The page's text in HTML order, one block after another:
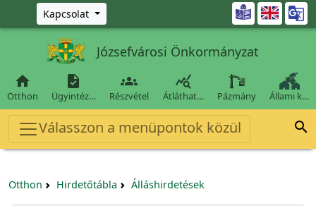
Ugrás a fő tartalomra
Kapcsolat 
Józsefvárosi Önkormányzat

Otthon

Ügyintéz…

Részvétel

Átláthat… Pázmány Állami k…
Válasszon a menüpontok közül 
Otthon Hirdetőtábla Álláshirdetések